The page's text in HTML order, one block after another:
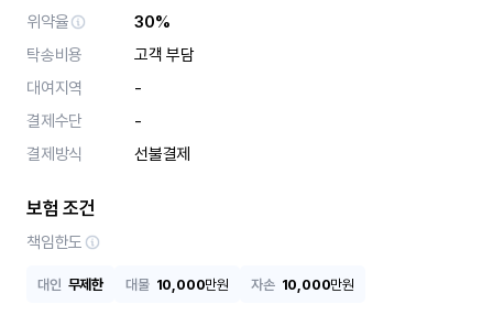
위약율
30%
탁송비용
고객 부담
대여지역
-
결제수단
-
결제방식
선불결제
보험 조건
책임한도
대인 무제한 대물 10,000만원 자손 10,000만원